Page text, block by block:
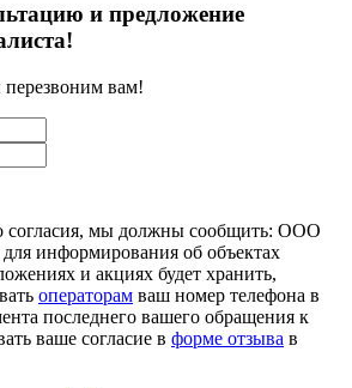
и предложение
перезвоним вам!
согласия, мы должны сообщить: ООО
информирования об объектах
и акциях будет хранить,
операторам ваш номер телефона в
последнего вашего обращения к
ваше согласие в форме отзыва в